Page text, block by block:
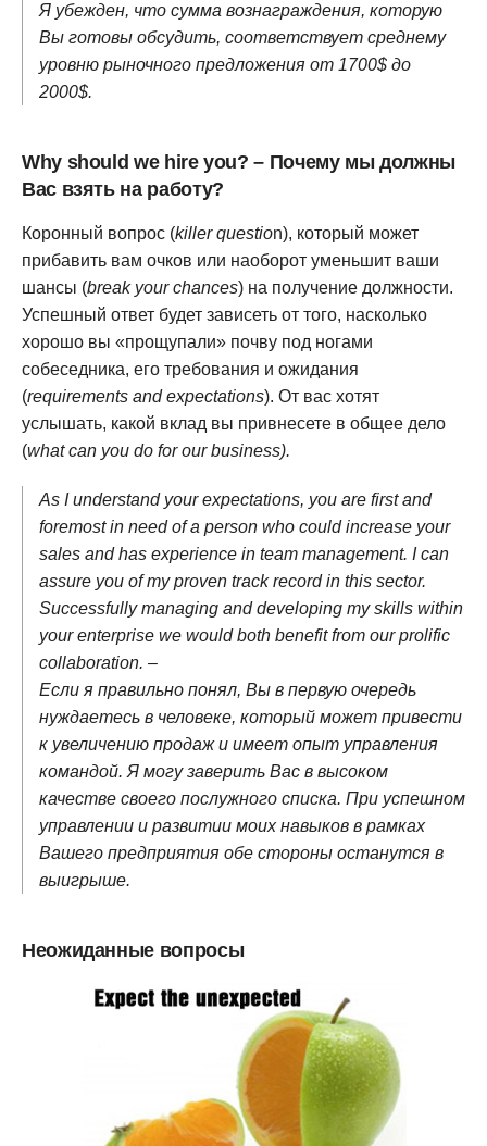
Я убежден, что сумма вознаграждения, которую
Вы готовы обсудить, соответствует среднему
уровню рыночного предложения от 1700$ до
2000$.
Why should we hire you? – Почему мы должны
Вас взять на работу?
Коронный вопрос (killer question), который может
прибавить вам очков или наоборот уменьшит ваши
шансы (break your chances) на получение должности.
Успешный ответ будет зависеть от того, насколько
хорошо вы «прощупали» почву под ногами
собеседника, его требования и ожидания
(requirements and expectations). От вас хотят
услышать, какой вклад вы привнесете в общее дело
(what can you do for our business).
As I understand your expectations, you are first and
foremost in need of a person who could increase your
sales and has experience in team management. I can
assure you of my proven track record in this sector.
Successfully managing and developing my skills within
your enterprise we would both benefit from our prolific
collaboration. –
Если я правильно понял, Вы в первую очередь
нуждаетесь в человеке, который может привести
к увеличению продаж и имеет опыт управления
командой. Я могу заверить Вас в высоком
качестве своего послужного списка. При успешном
управлении и развитии моих навыков в рамках
Вашего предприятия обе стороны останутся в
выигрыше.
Неожиданные вопросы